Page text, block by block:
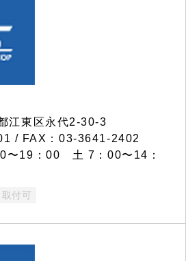
江東区永代2-30-3
/ FAX：03-3641-2402
〜19：00 土 7：00〜14：
付可